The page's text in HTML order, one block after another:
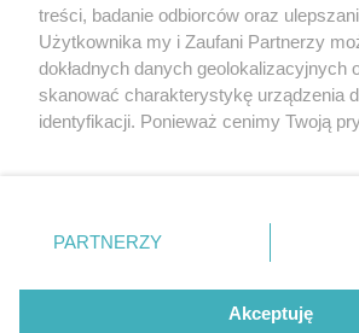
Partnerzy
Praca Szczecin
© 2026
Created by GOD
treści, badanie odbiorców oraz
Użytkownika my i Zaufani Partnerzy
dokładnych danych geolokalizacyjnych
skanować charakterystykę urządzenia
identyfikacji. Ponieważ cenimy Twoją
prywatności znajdujący się w lewym
. Niektóre rodzaje przetwarzania
takiemu przetwarzaniu. Preferencje będą
PARTNERZY
Akceptuję